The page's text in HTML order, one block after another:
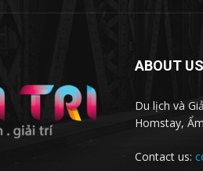
ABOUT US
Du lịch và
Homstay,
Contact us: